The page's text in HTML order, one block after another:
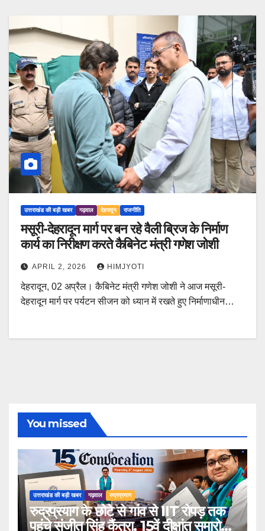
उत्तराखंड की बड़ी खबर गढ़वाल देहरादून राजनीति
मसूरी-देहरादून मार्ग पर बन रहे वैली ब्रिज के निर्माण
कार्य का निरीक्षण करते कैबिनेट मंत्री गणेश जोशी
APRIL 2, 2026 HIMJYOTI
देहरादून, 02 अप्रैल। कैबिनेट मंत्री गणेश जोशी ने आज मसूरी-
देहरादून मार्ग पर पर्यटन सीजन को ध्यान में रखते हुए निर्माणाधीन…
You missed
उत्तराखंड की बड़ी खबर गढ़वाल रुद्रप्रयाग
रुद्रप्रयाग के छोटे से गांव से IIT रोपड़ तक
पहुंचे संजीत सिंह कैंतुरा, 15वें दीक्षांत समारोह